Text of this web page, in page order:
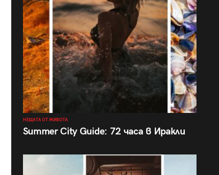
НЕЩАТА ОТ ЖИВОТА
Summer City Guide: 72 часа в Иракли